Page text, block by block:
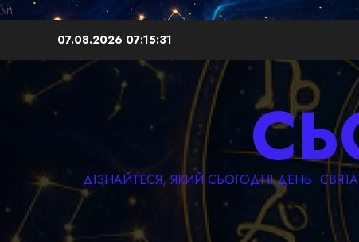
\n
вмісту
07.08.2026 07:15:33
ДІЗНАЙТЕСЯ, ЯКИЙ СЬОГОДНІ ДЕНЬ: